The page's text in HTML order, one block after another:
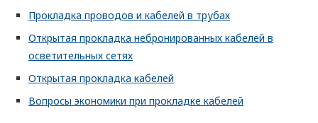
Прокладка проводов и кабелей в трубах
Открытая прокладка небронированных кабелей в
осветительных сетях
Открытая прокладка кабелей
Вопросы экономики при прокладке кабелей